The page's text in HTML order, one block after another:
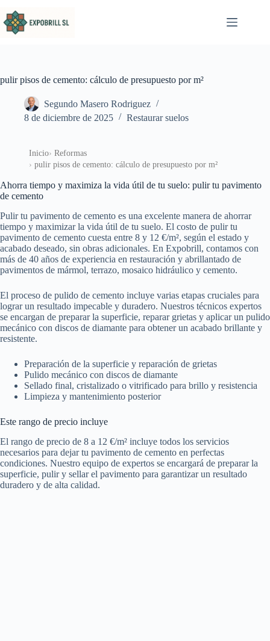
pulir pisos de cemento: cálculo de presupuesto por m²
Segundo Masero Rodriguez
8 de diciembre de 2025
Restaurar suelos
Inicio
Reformas
pulir pisos de cemento: cálculo de presupuesto por m²
Ahorra tiempo y maximiza la vida útil de tu suelo: pulir tu pavimento
de cemento
Pulir tu pavimento de cemento es una excelente manera de ahorrar
tiempo y maximizar la vida útil de tu suelo. El costo de pulir tu
pavimento de cemento cuesta entre 8 y 12 €/m², según el estado y
acabado deseado, sin obras adicionales. En Expobrill, contamos con
más de 40 años de experiencia en restauración y abrillantado de
pavimentos de mármol, terrazo, mosaico hidráulico y cemento.
El proceso de pulido de cemento incluye varias etapas cruciales para
lograr un resultado impecable y duradero. Nuestros técnicos expertos
se encargan de preparar la superficie, reparar grietas y aplicar un pulido
mecánico con discos de diamante para obtener un acabado brillante y
resistente.
Preparación de la superficie y reparación de grietas
Pulido mecánico con discos de diamante
Sellado final, cristalizado o vitrificado para brillo y resistencia
Limpieza y mantenimiento posterior
Este rango de precio incluye
El rango de precio de 8 a 12 €/m² incluye todos los servicios
necesarios para dejar tu pavimento de cemento en perfectas
condiciones. Nuestro equipo de expertos se encargará de preparar la
superficie, pulir y sellar el pavimento para garantizar un resultado
duradero y de alta calidad.